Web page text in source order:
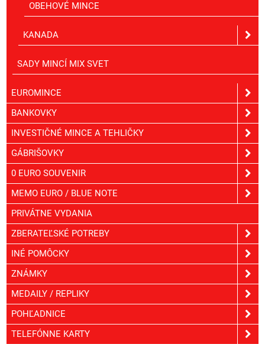
OBEHOVÉ MINCE
KANADA
SADY MINCÍ MIX SVET
EUROMINCE
BANKOVKY
INVESTIČNÉ MINCE A TEHLIČKY
GÁBRIŠOVKY
0 EURO SOUVENIR
MEMO EURO / BLUE NOTE
PRIVÁTNE VYDANIA
ZBERATEĽSKÉ POTREBY
INÉ POMÔCKY
ZNÁMKY
MEDAILY / REPLIKY
POHĽADNICE
TELEFÓNNE KARTY